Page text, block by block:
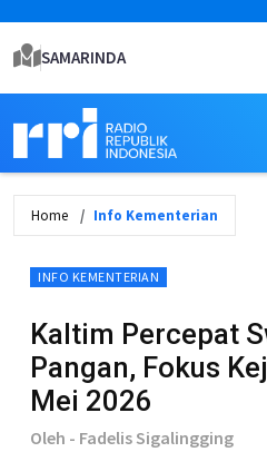
SAMARINDA
Home Info Kementerian
INFO KEMENTERIAN
Kaltim Percepat
Pangan, Fokus
Mei 2026
Oleh - Fadelis Sigalingging